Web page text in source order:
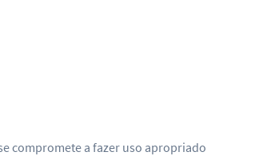
compromete a fazer uso apropriado